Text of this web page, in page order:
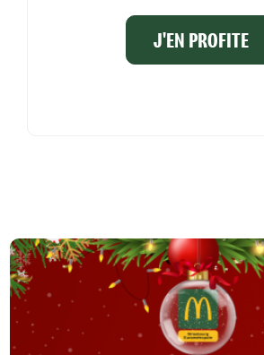
J'EN PROFITE